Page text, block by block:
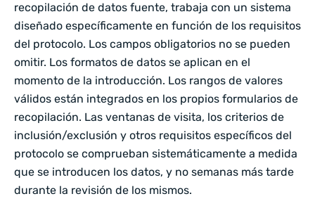
recopilación de datos fuente, trabaja con un sistema
diseñado específicamente en función de los requisitos
del protocolo. Los campos obligatorios no se pueden
omitir. Los formatos de datos se aplican en el
momento de la introducción. Los rangos de valores
válidos están integrados en los propios formularios de
recopilación. Las ventanas de visita, los criterios de
inclusión/exclusión y otros requisitos específicos del
protocolo se comprueban sistemáticamente a medida
que se introducen los datos, y no semanas más tarde
durante la revisión de los mismos.